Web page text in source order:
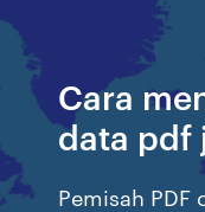
Cara
data pdf
Pemisah